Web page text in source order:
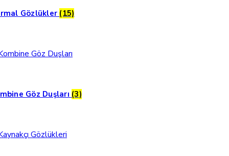
Gözlükler (15)
Göz Duşları (3)